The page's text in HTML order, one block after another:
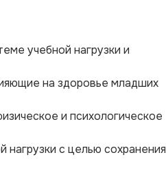
учебной нагрузки и
на здоровье младших
и психологическое
с целью сохранения